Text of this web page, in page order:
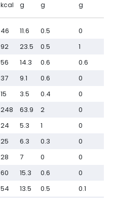
kcal g g g
46 11.6 0.5
0
92 23.5 0.5
1
56 14.3 0.6
0.6
37 9.1 0.6
0
15 3.5 0.4
0
248 63.9 2
0
24 5.3 1
0
25 6.3 0.3
0
28 7 0
0
60 15.3 0.6
0
54 13.5 0.5
0.1